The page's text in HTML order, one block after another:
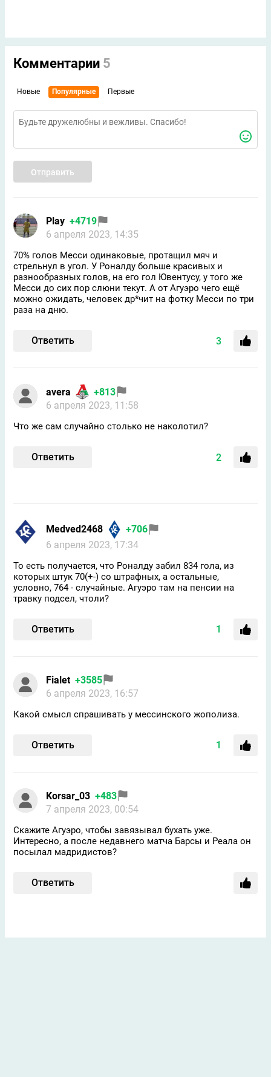
Комментарии 5
Новые Популярные Первые
Отправить
Play +4719
6 апреля 2023, 14:35
70% голов Месси одинаковые, протащил мяч и
стрельнул в угол. У Роналду больше красивых и
разнообразных голов, на его гол Ювентусу, у того же
Месси до сих пор слюни текут. А от Агуэро чего ещё
можно ожидать, человек др*чит на фотку Месси по три
раза на дню.
Ответить 3
avera
+813
6 апреля 2023, 11:58
Что же сам случайно столько не наколотил?
Ответить 2
Medved2468
+706
6 апреля 2023, 17:34
То есть получается, что Роналду забил 834 гола, из
которых штук 70(+-) со штрафных, а остальные,
условно, 764 - случайные. Агуэро там на пенсии на
травку подсел, чтоли?
Ответить 1
Fialet +3585
6 апреля 2023, 16:57
Какой смысл спрашивать у мессинского жополиза.
Ответить 1
Korsar_03 +483
7 апреля 2023, 00:54
Скажите Агуэро, чтобы завязывал бухать уже.
Интересно, а после недавнего матча Барсы и Реала он
посылал мадридистов?
Ответить